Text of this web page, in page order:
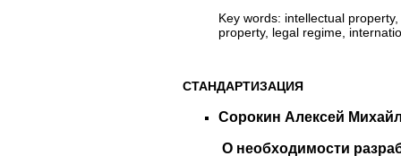
Key words: intellectual
property, legal regime,
СТАНДАРТИЗАЦИЯ
Сорокин Алексей
О необходимости